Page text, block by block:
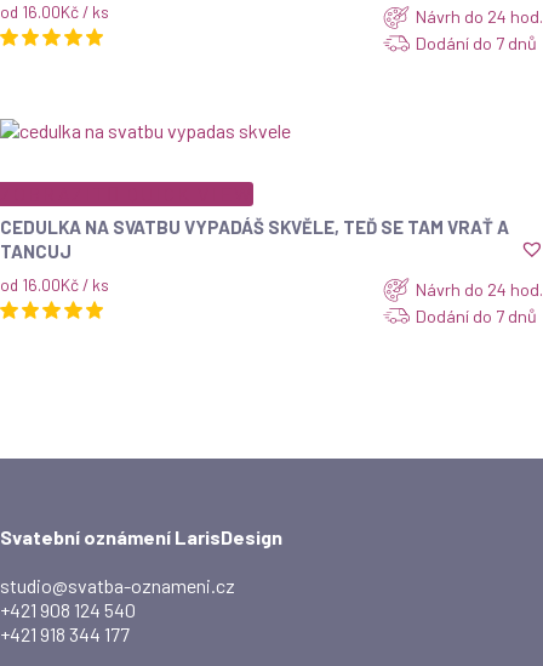
od 16.00Kč / ks
Návrh do 24 hod.
Dodání do 7 dnů
CEDULKA NA SVATBU VYPADÁŠ SKVĚLE, TEĎ SE TAM VRAŤ A
TANCUJ
od 16.00Kč / ks
Návrh do 24 hod.
Dodání do 7 dnů
Svatební oznámení LarisDesign
studio@svatba-oznameni.cz
+421 908 124 540
+421 918 344 177